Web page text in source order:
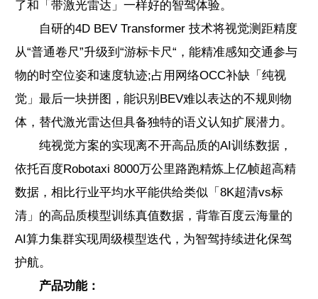
了和「带激光雷达」一样好的智驾体验。
自研的4D BEV Transformer 技术将视觉测距精度
从“普通卷尺”升级到“游标卡尺“，能精准感知交通参与
物的时空位姿和速度轨迹;占用网络OCC补缺「纯视
觉」最后一块拼图，能识别BEV难以表达的不规则物
体，替代激光雷达但具备独特的语义认知扩展潜力。
纯视觉方案的实现离不开高品质的AI训练数据，
依托百度Robotaxi 8000万公里路跑精炼上亿帧超高精
数据，相比行业平均水平能供给类似「8K超清vs标
清」的高品质模型训练真值数据，背靠百度云海量的
AI算力集群实现周级模型迭代，为智驾持续进化保驾
护航。
产品功能：